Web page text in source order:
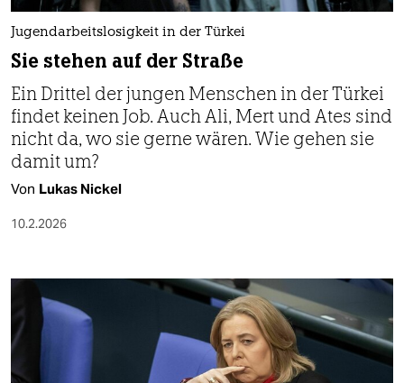
Jugendarbeitslosigkeit in der Türkei
Sie stehen auf der Straße
Ein Drittel der jungen Menschen in der Türkei
findet keinen Job. Auch Ali, Mert und Ates sind
nicht da, wo sie gerne wären. Wie gehen sie
damit um?
Von Lukas Nickel
10.2.2026